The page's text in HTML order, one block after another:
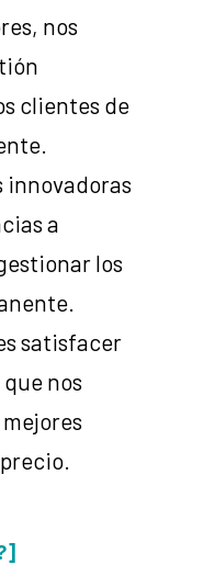
nos
clientes de
innovadoras
a
los
satisfacer
nos